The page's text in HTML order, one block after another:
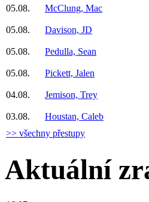
05.08. McClung, Mac
05.08. Davison, JD
05.08. Pedulla, Sean
05.08. Pickett, Jalen
04.08. Jemison, Trey
03.08.
Houstan, Caleb
>> všechny přestupy
Aktuální